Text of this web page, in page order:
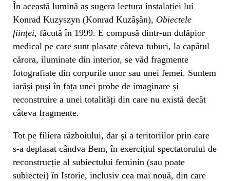
În această lumină aș sugera lectura instalației lui
Konrad Kuzyszyn (Konrad Kuzâșân), Obiectele
ființei, făcută în 1999. E compusă dintr-un dulăpior
medical pe care sunt plasate câteva tuburi, la capătul
cărora, iluminate din interior, se văd fragmente
fotografiate din corpurile unor sau unei femei. Suntem
iarăși puși în fața unei probe de imaginare și
reconstruire a unei totalități din care nu există decât
câteva fragmente.
Tot pe filiera războiului, dar și a teritoriilor prin care
s-a deplasat cândva Bem, în exercițiul spectatorului de
reconstrucție al subiectului feminin (sau poate
subiectei) în Istorie, inclusiv cea mai nouă, din care